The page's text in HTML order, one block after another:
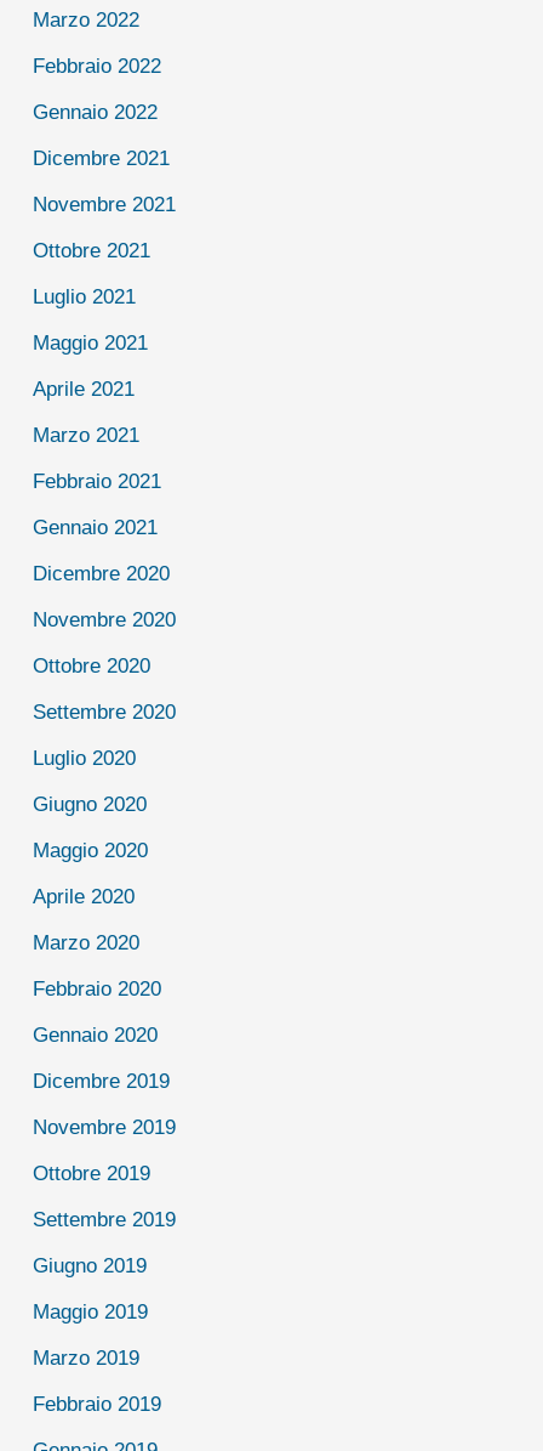
Marzo 2022
Febbraio 2022
Gennaio 2022
Dicembre 2021
Novembre 2021
Ottobre 2021
Luglio 2021
Maggio 2021
Aprile 2021
Marzo 2021
Febbraio 2021
Gennaio 2021
Dicembre 2020
Novembre 2020
Ottobre 2020
Settembre 2020
Luglio 2020
Giugno 2020
Maggio 2020
Aprile 2020
Marzo 2020
Febbraio 2020
Gennaio 2020
Dicembre 2019
Novembre 2019
Ottobre 2019
Settembre 2019
Giugno 2019
Maggio 2019
Marzo 2019
Febbraio 2019